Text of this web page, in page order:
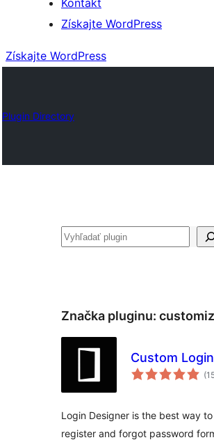
Kontakt
Získajte WordPress
Získajte WordPress
Plugin Directory
Hľadať
Značka pluginu:
Custom
Login Designer is the best way
register and forgot password